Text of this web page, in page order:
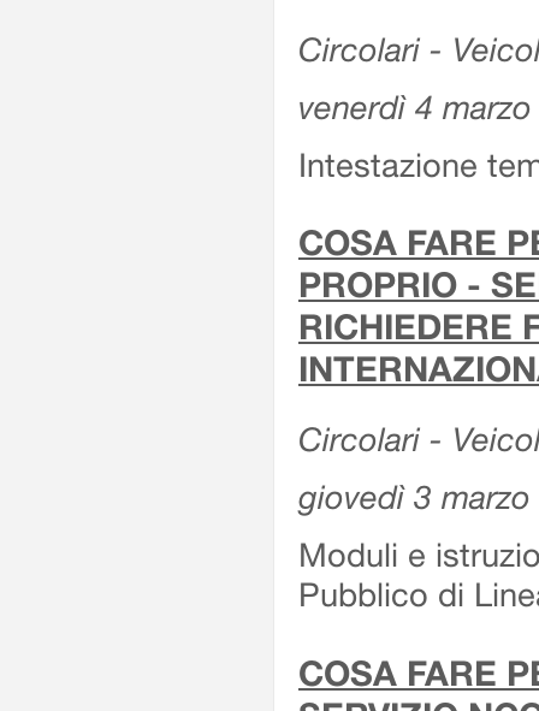
Circolari -
venerdì 4
Intestazione
COSA FARE
PROPRIO -
RICHIEDERE
Circolari -
giovedì 3 marzo
Moduli e
Pubblico di
COSA FARE